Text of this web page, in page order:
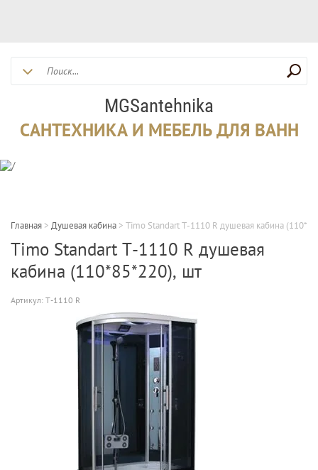
MGSantehnika
САНТЕХНИКА И МЕБЕЛЬ ДЛЯ ВАНН
Главная > Душевая кабина > Timo Standart T-1110 R душевая кабина
Timo Standart T-1110 R душевая
кабина (110*85*220), шт
Артикул: T-1110 R